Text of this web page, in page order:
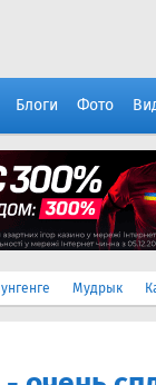
Блоги Фото
Мудрык